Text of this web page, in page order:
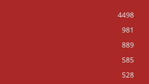
4498
981
889
585
528